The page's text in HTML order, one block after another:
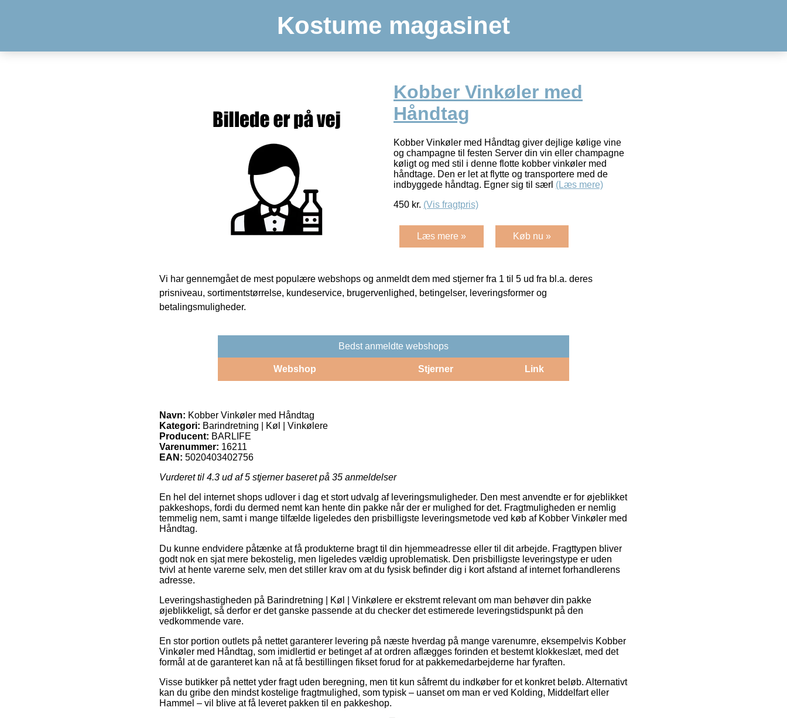
Kostume magasinet
Kobber Vinkøler med
Håndtag
Kobber Vinkøler med Håndtag giver dejlige kølige vine
og champagne til festen Server din vin eller champagne
køligt og med stil i denne flotte kobber vinkøler med
håndtage. Den er let at flytte og transportere med de
indbyggede håndtag. Egner sig til særl (Læs mere)
450 kr. (Vis fragtpris)
Læs mere » Køb nu »
Vi har gennemgået de mest populære webshops og anmeldt dem med stjerner fra 1 til 5 ud fra bl.a. deres
prisniveau, sortimentstørrelse, kundeservice, brugervenlighed, betingelser, leveringsformer og
betalingsmuligheder.
Bedst anmeldte webshops
Webshop Stjerner Link
Navn: Kobber Vinkøler med Håndtag
Kategori: Barindretning | Køl | Vinkølere
Producent: BARLIFE
Varenummer: 16211
EAN: 5020403402756
Vurderet til 4.3 ud af 5 stjerner baseret på 35 anmeldelser
En hel del internet shops udlover i dag et stort udvalg af leveringsmuligheder. Den mest anvendte er for øjeblikket
pakkeshops, fordi du dermed nemt kan hente din pakke når der er mulighed for det. Fragtmuligheden er nemlig
temmelig nem, samt i mange tilfælde ligeledes den prisbilligste leveringsmetode ved køb af Kobber Vinkøler med
Håndtag.
Du kunne endvidere påtænke at få produkterne bragt til din hjemmeadresse eller til dit arbejde. Fragttypen bliver
godt nok en sjat mere bekostelig, men ligeledes vældig uproblematisk. Den prisbilligste leveringstype er uden
tvivl at hente varerne selv, men det stiller krav om at du fysisk befinder dig i kort afstand af internet forhandlerens
adresse.
Leveringshastigheden på Barindretning | Køl | Vinkølere er ekstremt relevant om man behøver din pakke
øjeblikkeligt, så derfor er det ganske passende at du checker det estimerede leveringstidspunkt på den
vedkommende vare.
En stor portion outlets på nettet garanterer levering på næste hverdag på mange varenumre, eksempelvis Kobber
Vinkøler med Håndtag, som imidlertid er betinget af at ordren aflægges forinden et bestemt klokkeslæt, med det
formål at de garanteret kan nå at få bestillingen fikset forud for at pakkemedarbejderne har fyraften.
Visse butikker på nettet yder fragt uden beregning, men tit kun såfremt du indkøber for et konkret beløb. Alternativt
kan du gribe den mindst kostelige fragtmulighed, som typisk – uanset om man er ved Kolding, Middelfart eller
Hammel – vil blive at få leveret pakken til en pakkeshop.